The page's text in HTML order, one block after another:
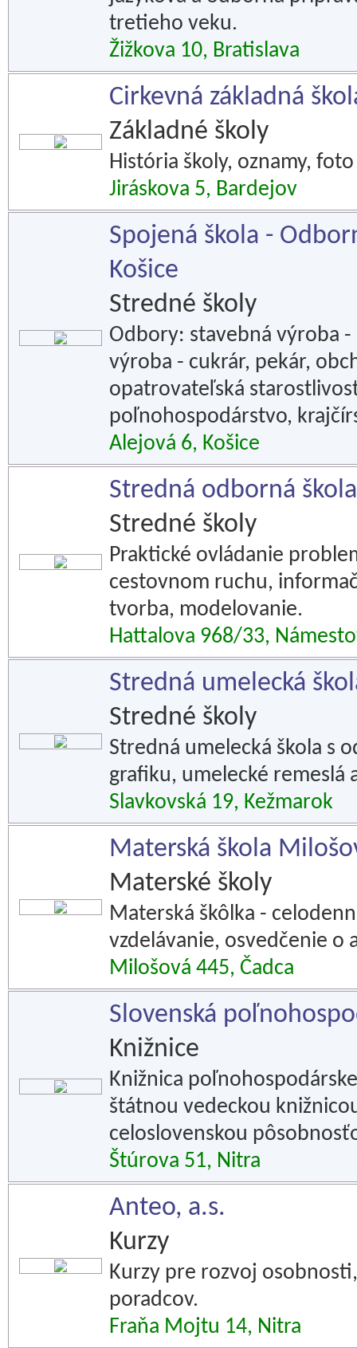
tretieho veku.
Žižkova 10, Bratislava
Cirkevná základná
Základné školy
História školy, oznamy,
Jiráskova 5, Bardejov
Spojená škola -
Košice
Stredné školy
Odbory: stavebná výroba
výroba - cukrár, pekár,
opatrovateľská
poľnohospodárstvo,
Alejová 6, Košice
Stredná odborná
Stredné školy
Praktické ovládanie
cestovnom ruchu,
tvorba, modelovanie.
Hattalova 968/33,
Stredná umelecká
Stredné školy
Stredná umelecká škola s
grafiku, umelecké remeslá
Slavkovská 19, Kežmarok
Materská škola
Materské školy
Materská škôlka -
vzdelávanie, osvedčenie o
Milošová 445, Čadca
Slovenská
Knižnice
Knižnica
štátnou vedeckou
celoslovenskou
Štúrova 51, Nitra
Anteo, a.s.
Kurzy
Kurzy pre rozvoj
poradcov.
Fraňa Mojtu 14, Nitra